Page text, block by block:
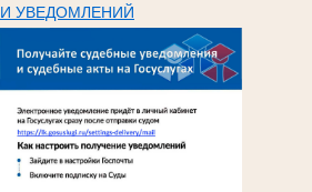
И УВЕДОМЛЕНИЙ